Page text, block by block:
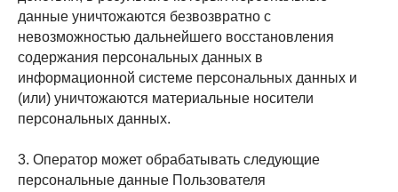
данные уничтожаются безвозвратно с
невозможностью дальнейшего восстановления
содержания персональных данных в
информационной системе персональных данных и
(или) уничтожаются материальные носители
персональных данных.
3. Оператор может обрабатывать следующие
персональные данные Пользователя